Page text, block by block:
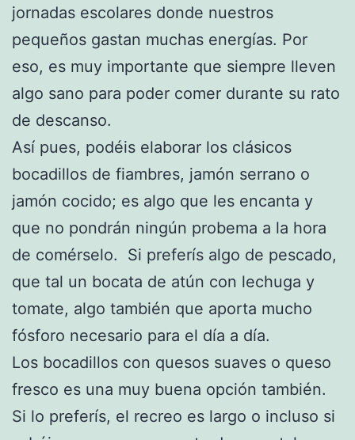
jornadas escolares donde nuestros
pequeños gastan muchas energías. Por
eso, es muy importante que siempre lleven
algo sano para poder comer durante su rato
de descanso.
Así pues, podéis elaborar los clásicos
bocadillos de fiambres, jamón serrano o
jamón cocido; es algo que les encanta y
que no pondrán ningún probema a la hora
de comérselo. Si preferís algo de pescado,
que tal un bocata de atún con lechuga y
tomate, algo también que aporta mucho
fósforo necesario para el día a día.
Los bocadillos con quesos suaves o queso
fresco es una muy buena opción también.
Si lo preferís, el recreo es largo o incluso si